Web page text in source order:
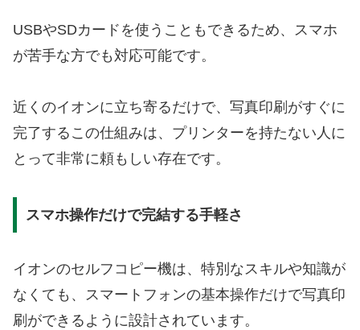
USBやSDカードを使うこともできるため、スマホ
が苦手な方でも対応可能です。
近くのイオンに立ち寄るだけで、写真印刷がすぐに
完了するこの仕組みは、プリンターを持たない人に
とって非常に頼もしい存在です。
スマホ操作だけで完結する手軽さ
イオンのセルフコピー機は、特別なスキルや知識が
なくても、スマートフォンの基本操作だけで写真印
刷ができるように設計されています。